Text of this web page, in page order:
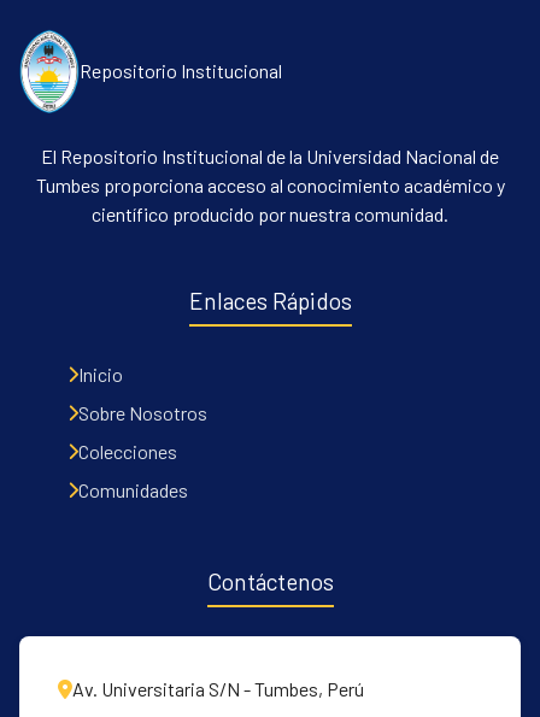
Repositorio Institucional
El Repositorio Institucional de la Universidad Nacional de
Tumbes proporciona acceso al conocimiento académico y
científico producido por nuestra comunidad.
Enlaces Rápidos
Inicio
Sobre Nosotros
Colecciones
Comunidades
Contáctenos
Av. Universitaria S/N - Tumbes, Perú